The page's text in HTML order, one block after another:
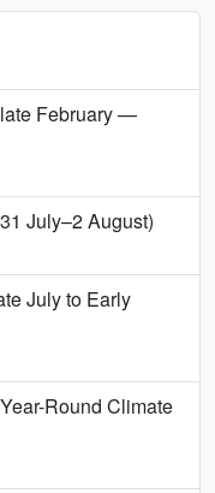
February —
July–2 August)
July to Early
Round Climate